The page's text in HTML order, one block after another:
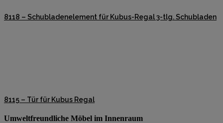
8118 – Schubladenelement für Kubus-Regal 3-tlg. Schubladen
8115 – Tür für Kubus Regal
Umweltfreundliche Möbel im Innenraum